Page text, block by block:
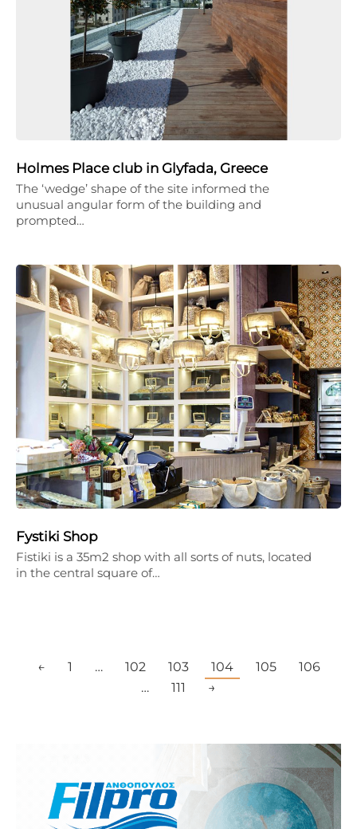
Holmes Place club in Glyfada, Greece
The ‘wedge’ shape of the site informed the
unusual angular form of the building and
prompted…
Fystiki Shop
Fistiki is a 35m2 shop with all sorts of nuts, located
in the central square of…
← 1 … 102 103 104 105
106
…
111 →